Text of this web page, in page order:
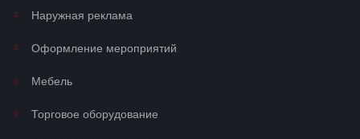
Наружная реклама
Оформление мероприятий
Мебель
Торговое оборудование